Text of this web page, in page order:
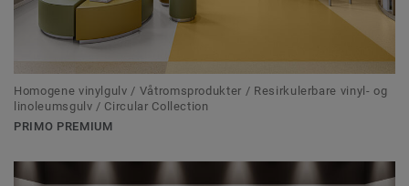
Homogene vinylgulv / Våtromsprodukter / Resirkulerbare vinyl- og
linoleumsgulv / Circular Collection
PRIMO PREMIUM